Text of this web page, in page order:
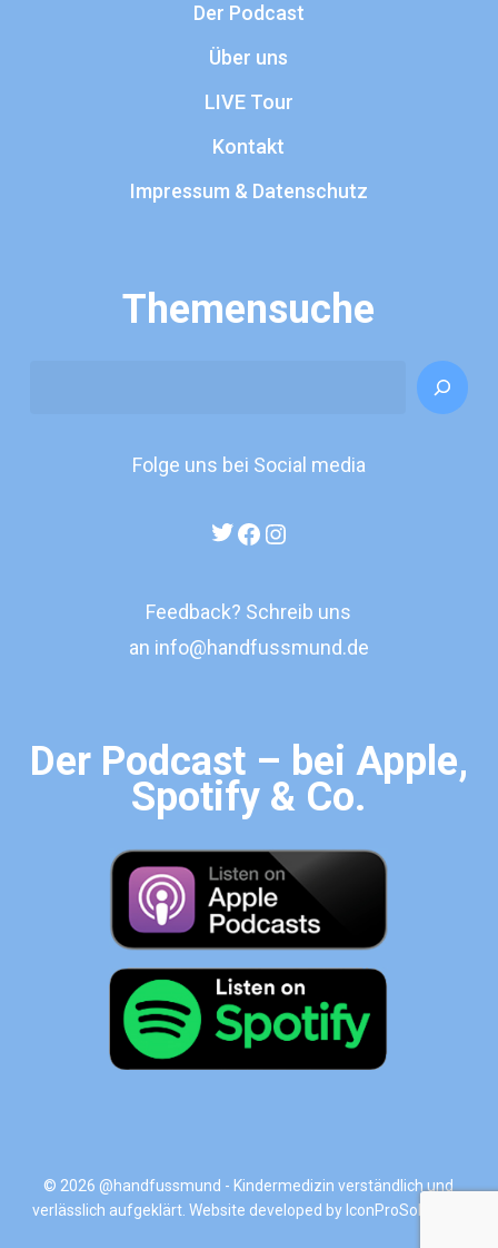
Der Podcast
Über uns
LIVE Tour
Kontakt
Impressum & Datenschutz
Themensuche
Folge uns bei Social media
Twitter
Facebook
Feedback? Schreib uns
an info@handfussmund.de
Der Podcast – bei Apple,
Spotify & Co.
© 2026 @handfussmund - Kindermedizin verständlich und
verlässlich aufgeklärt. Website developed by IconProSolutions